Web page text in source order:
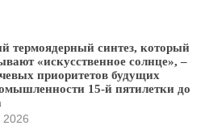
термоядерный синтез, который
«искусственное солнце», –
приоритетов будущих
15-й пятилетки до
2026